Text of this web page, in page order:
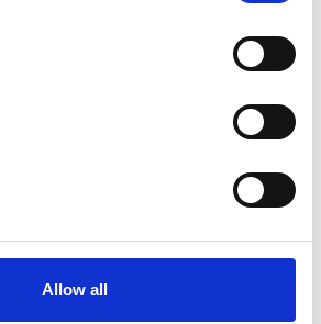
Allow all
Stefanplast Voerton met